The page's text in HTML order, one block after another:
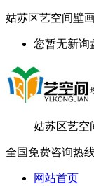
姑苏区艺空间壁
您暂无新询
姑苏区艺空
全国免费咨询热
网站首页